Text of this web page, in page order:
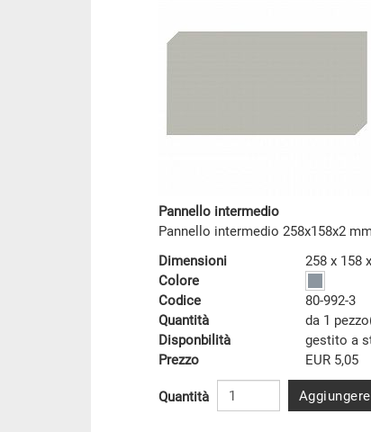
Pannello intermedio
Pannello intermedio 258x158x2
Dimensioni
258 x 158
Colore
Codice
80-992-3
Quantità
da 1
Disponbilità
gestito a
Prezzo
EUR 5,05
Quantità